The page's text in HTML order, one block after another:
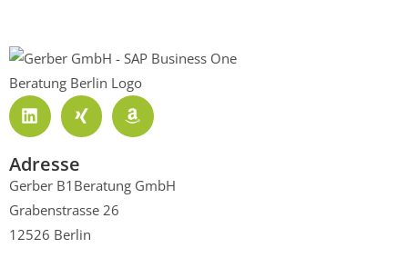
Adresse
Gerber B1Beratung GmbH
Grabenstrasse 26
12526 Berlin